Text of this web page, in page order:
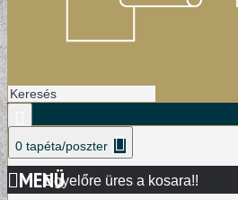
0 tapéta/poszter
Egyelőre üres a kosara!!
MENÜ